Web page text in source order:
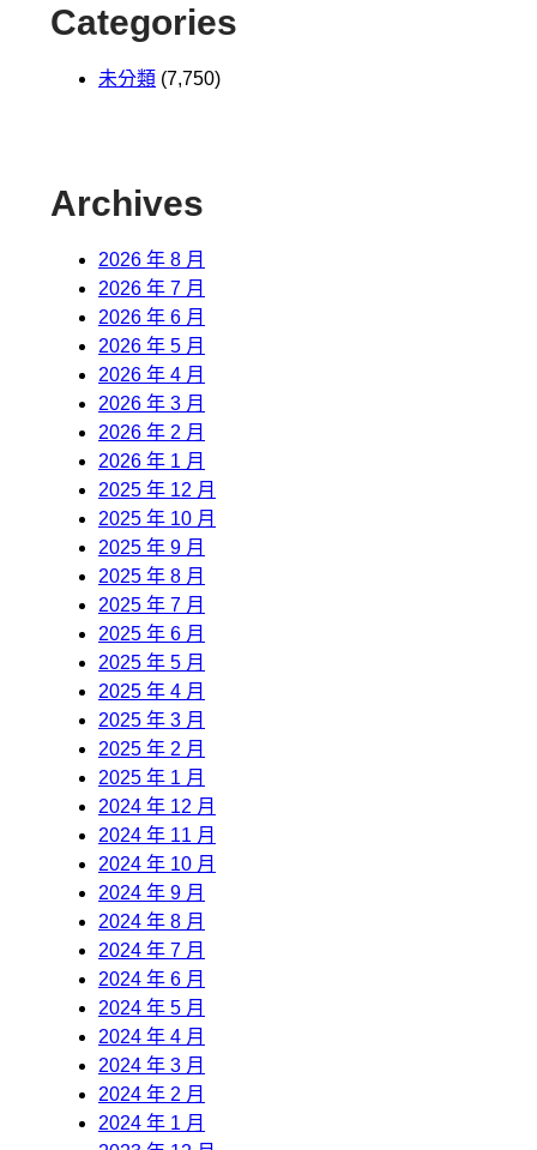
Categories
未分類 (7,750)
Archives
2026 年 8 月
2026 年 7 月
2026 年 6 月
2026 年 5 月
2026 年 4 月
2026 年 3 月
2026 年 2 月
2026 年 1 月
2025 年 12 月
2025 年 10 月
2025 年 9 月
2025 年 8 月
2025 年 7 月
2025 年 6 月
2025 年 5 月
2025 年 4 月
2025 年 3 月
2025 年 2 月
2025 年 1 月
2024 年 12 月
2024 年 11 月
2024 年 10 月
2024 年 9 月
2024 年 8 月
2024 年 7 月
2024 年 6 月
2024 年 5 月
2024 年 4 月
2024 年 3 月
2024 年 2 月
2024 年 1 月